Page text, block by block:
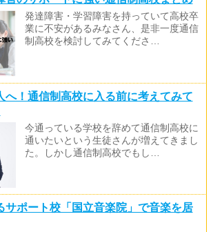
発達障害・学習障害を持っていて高校卒
業に不安があるみなさん、是非一度通信
制高校を検討してみてくださ…
へ！通信制高校に入る前に考えてみて
今通っている学校を辞めて通信制高校に
通いたいという生徒さんが増えてきまし
た。しかし通信制高校でもし…
サポート校「国立音楽院」で音楽を居